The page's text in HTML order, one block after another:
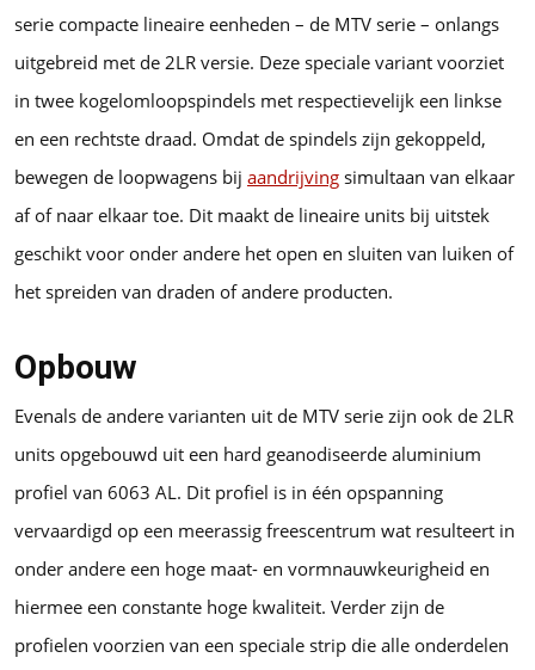
serie compacte lineaire eenheden – de MTV serie – onlangs
uitgebreid met de 2LR versie. Deze speciale variant voorziet
in twee kogelomloopspindels met respectievelijk een linkse
en een rechtste draad. Omdat de spindels zijn gekoppeld,
bewegen de loopwagens bij aandrijving simultaan van elkaar
af of naar elkaar toe. Dit maakt de lineaire units bij uitstek
geschikt voor onder andere het open en sluiten van luiken of
het spreiden van draden of andere producten.
Opbouw
Evenals de andere varianten uit de MTV serie zijn ook de 2LR
units opgebouwd uit een hard geanodiseerde aluminium
profiel van 6063 AL. Dit profiel is in één opspanning
vervaardigd op een meerassig freescentrum wat resulteert in
onder andere een hoge maat- en vormnauwkeurigheid en
hiermee een constante hoge kwaliteit. Verder zijn de
profielen voorzien van een speciale strip die alle onderdelen